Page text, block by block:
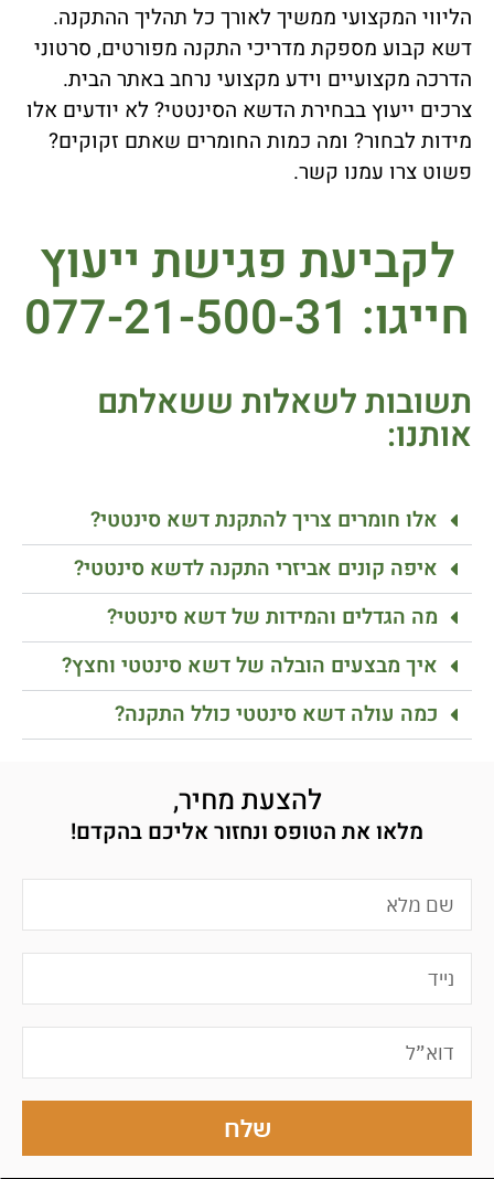
הליווי המקצועי ממשיך לאורך כל תהליך ההתקנה.
דשא קבוע מספקת מדריכי התקנה מפורטים, סרטוני
הדרכה מקצועיים וידע מקצועי נרחב באתר הבית.
צרכים ייעוץ בבחירת הדשא הסינטטי? לא יודעים אלו
מידות לבחור? ומה כמות החומרים שאתם זקוקים?
פשוט צרו עמנו קשר.
לקביעת פגישת ייעוץ
חייגו: 077-21-500-31
תשובות לשאלות ששאלתם
אותנו:
אלו חומרים צריך להתקנת דשא סינטטי?
איפה קונים אביזרי התקנה לדשא סינטטי?
מה הגדלים והמידות של דשא סינטטי?
איך מבצעים הובלה של דשא סינטטי וחצץ?
כמה עולה דשא סינטטי כולל התקנה?
להצעת מחיר,
מלאו את הטופס ונחזור אליכם בהקדם!
שלח